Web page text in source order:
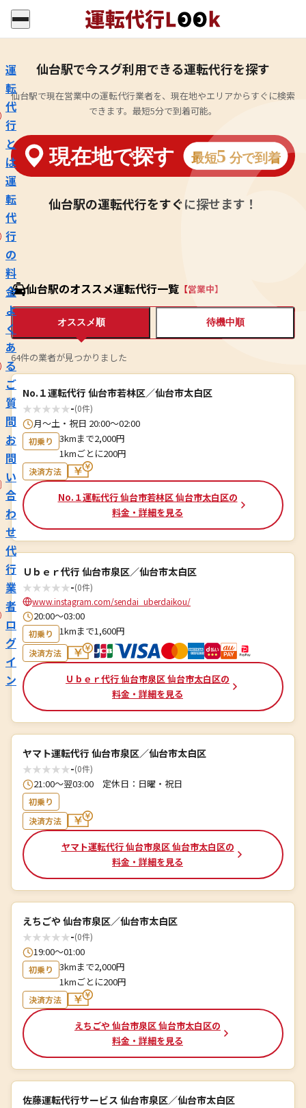
運
転
代
行
と
は
運
転
代
行
の
料
金
よ
く
あ
る
ご
質
問
お
問
い
合
わ
せ
代
行
業
者
ロ
グ
イ
ン
仙台駅で今スグ利用できる運転代行を探す
仙台駅で現在営業中の運転代行業者を、現在地やエリアからすぐに検索
できます。最短5分で到着可能。
仙台駅の運転代行をすぐに探せます！
仙台駅のオススメ運転代行一覧 【営業中】
オススメ順 待機中順
64件の業者が見つかりました
No.１運転代行 仙台市若林区／仙台市太白区
★★★★★-(0件)
月〜土・祝日 20:00〜02:00
初乗り
3kmまで2,000円
1kmごとに200円
決済方法
No.１運転代行 仙台市若林区 仙台市太白区の
料金・詳細を見る
Ｕｂｅｒ代行 仙台市泉区／仙台市太白区
★★★★★-(0件)
www.instagram.com/sendai_uberdaikou/
20:00〜03:00
初乗り 1kmまで1,600円
決済方法
Ｕｂｅｒ代行 仙台市泉区 仙台市太白区の
料金・詳細を見る
ヤマト運転代行 仙台市泉区／仙台市太白区
★★★★★-(0件)
21:00～翌03:00 定休日：日曜・祝日
初乗り
決済方法
ヤマト運転代行 仙台市泉区 仙台市太白区の
料金・詳細を見る
えちごや 仙台市泉区／仙台市太白区
★★★★★-(0件)
19:00〜01:00
初乗り
3kmまで2,000円
1kmごとに200円
決済方法
えちごや 仙台市泉区 仙台市太白区の
料金・詳細を見る
佐藤運転代行サービス 仙台市泉区／仙台市太白区